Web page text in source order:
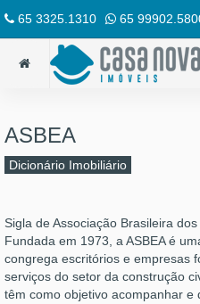
65 3325.1310 65
ASBEA
Dicionário Imobiliário
Sigla de Associação Brasileira
Fundada em 1973, a ASBEA é
congrega escritórios e empresas
serviços do setor da construção
têm como objetivo acompanhar e